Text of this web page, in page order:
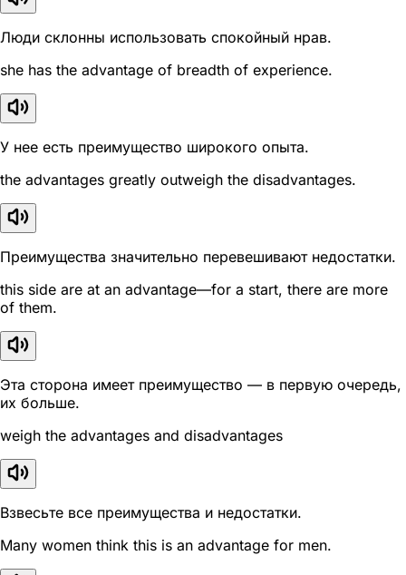
Люди склонны использовать спокойный нрав.
she has the advantage of breadth of experience.
У нее есть преимущество широкого опыта.
the advantages greatly outweigh the disadvantages.
Преимущества значительно перевешивают недостатки.
this side are at an advantage—for a start, there are more
of them.
Эта сторона имеет преимущество — в первую очередь,
их больше.
weigh the advantages and disadvantages
Взвесьте все преимущества и недостатки.
Many women think this is an advantage for men.